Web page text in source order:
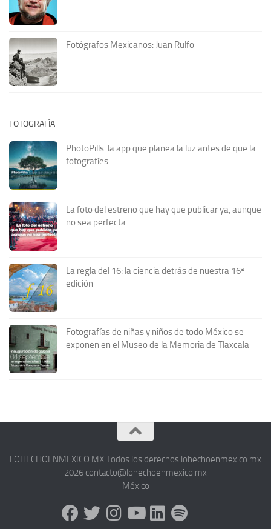
Fotógrafos Mexicanos: Juan Rulfo
FOTOGRAFÍA
PhotoPills: la app que planea la luz antes de que la
fotografíes
La foto del estreno que hay que publicar ya, aunque
no sea perfecta
La regla del 16: la ciencia detrás de nuestra 16ª
edición
Fotografías de niñas y niños de todo México se
exponen en el Museo de la Memoria de Tlaxcala
LOHECHOENMEXICO.MX Todos los derechos lohechoenmexico.mx
2026 contacto@lohechoenmexico.mx
México